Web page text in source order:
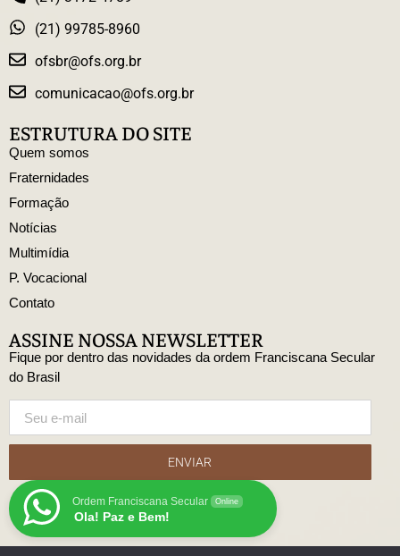
(21) 99785-8960
ofsbr@ofs.org.br
comunicacao@ofs.org.br
ESTRUTURA DO SITE
Quem somos
Fraternidades
Formação
Notícias
Multimídia
P. Vocacional
Contato
ASSINE NOSSA NEWSLETTER
Fique por dentro das novidades da ordem Franciscana Secular
do Brasil
ENVIAR
Ordem Franciscana Secular Online
Ola! Paz e Bem!